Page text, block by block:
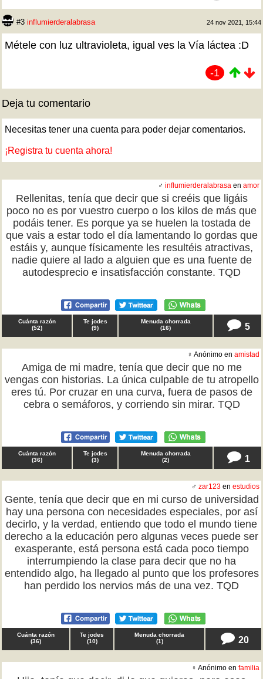
#3 influmierderalabrasa 24 nov 2021, 15:44
Métele con luz ultravioleta, igual ves la Vía láctea :D
-1
Deja tu comentario
Necesitas tener una cuenta para poder dejar comentarios.
¡Registra tu cuenta ahora!
♂ influmierderalabrasa en amor
Rellenitas, tenía que decir que si creéis que ligáis
poco no es por vuestro cuerpo o los kilos de más que
podáis tener. Es porque ya se huelen la tostada de
que vais a estar todo el día lamentando lo gordas que
estáis y, aunque físicamente les resultéis atractivas,
nadie quiere al lado a alguien que es una fuente de
autodesprecio e insatisfacción constante. TQD
Cuánta razón
(52)
Te jodes
(9)
Menuda chorrada
(16) 5
♀ Anónimo en amistad
Amiga de mi madre, tenía que decir que no me
vengas con historias. La única culpable de tu atropello
eres tú. Por cruzar en una curva, fuera de pasos de
cebra o semáforos, y corriendo sin mirar. TQD
Cuánta razón
(36)
Te jodes
(3)
Menuda chorrada
(2) 1
♂ zar123 en estudios
Gente, tenía que decir que en mi curso de universidad
hay una persona con necesidades especiales, por así
decirlo, y la verdad, entiendo que todo el mundo tiene
derecho a la educación pero algunas veces puede ser
exasperante, está persona está cada poco tiempo
interrumpiendo la clase para decir que no ha
entendido algo, ha llegado al punto que los profesores
han perdido los nervios más de una vez. TQD
Cuánta razón
(36)
Te jodes
(10)
Menuda chorrada
(1) 20
♀ Anónimo en familia